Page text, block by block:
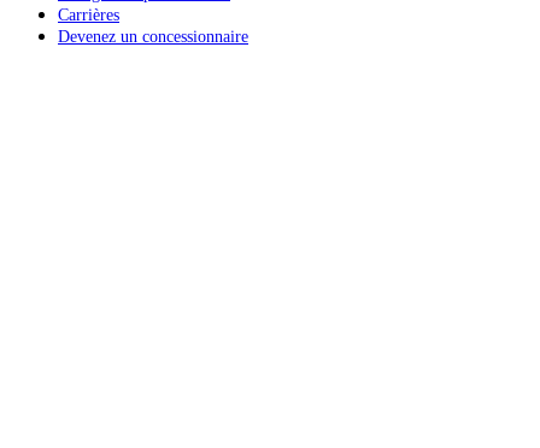
Carrières
Devenez un concessionnaire